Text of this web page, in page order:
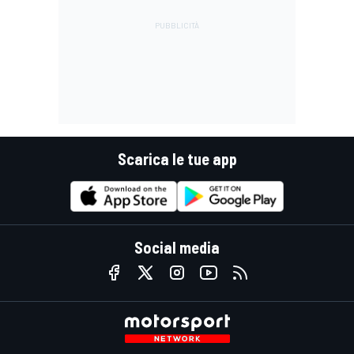
Scarica le tue app
Social media